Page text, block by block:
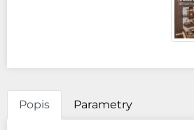
Popis Parametry